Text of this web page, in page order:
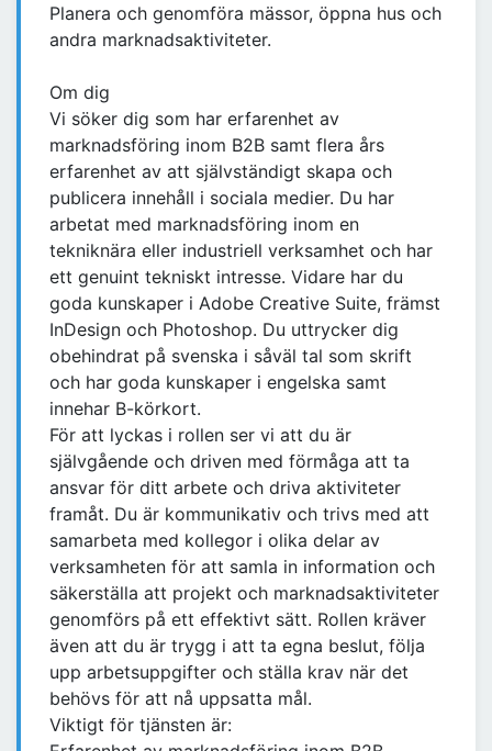
Planera och genomföra mässor, öppna hus och
andra marknadsaktiviteter.
Om dig
Vi söker dig som har erfarenhet av
marknadsföring inom B2B samt flera års
erfarenhet av att självständigt skapa och
publicera innehåll i sociala medier. Du har
arbetat med marknadsföring inom en
tekniknära eller industriell verksamhet och har
ett genuint tekniskt intresse. Vidare har du
goda kunskaper i Adobe Creative Suite, främst
InDesign och Photoshop. Du uttrycker dig
obehindrat på svenska i såväl tal som skrift
och har goda kunskaper i engelska samt
innehar B-körkort.
För att lyckas i rollen ser vi att du är
självgående och driven med förmåga att ta
ansvar för ditt arbete och driva aktiviteter
framåt. Du är kommunikativ och trivs med att
samarbeta med kollegor i olika delar av
verksamheten för att samla in information och
säkerställa att projekt och marknadsaktiviteter
genomförs på ett effektivt sätt. Rollen kräver
även att du är trygg i att ta egna beslut, följa
upp arbetsuppgifter och ställa krav när det
behövs för att nå uppsatta mål.
Viktigt för tjänsten är: